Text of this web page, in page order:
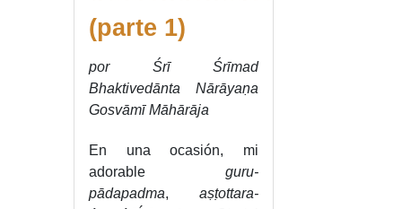
(parte 1)
por Śrī Śrīmad
Bhaktivedānta Nārāyaṇa
Gosvāmī Māhārāja
En una ocasión, mi
adorable guru-
pādapadma, aṣṭottara-